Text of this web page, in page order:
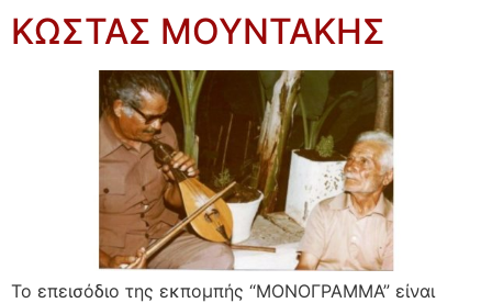
ΚΩΣΤΑΣ ΜΟΥΝΤΑΚΗΣ
Το επεισόδιο της εκπομπής “ΜΟΝΟΓΡΑΜΜΑ” είναι